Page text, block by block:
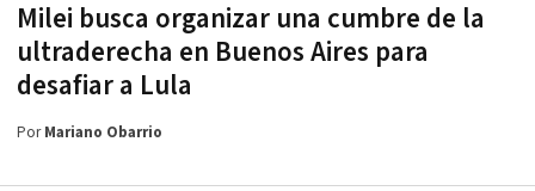
Milei busca organizar una cumbre de la
ultraderecha en Buenos Aires para
desafiar a Lula
PorMariano Obarrio